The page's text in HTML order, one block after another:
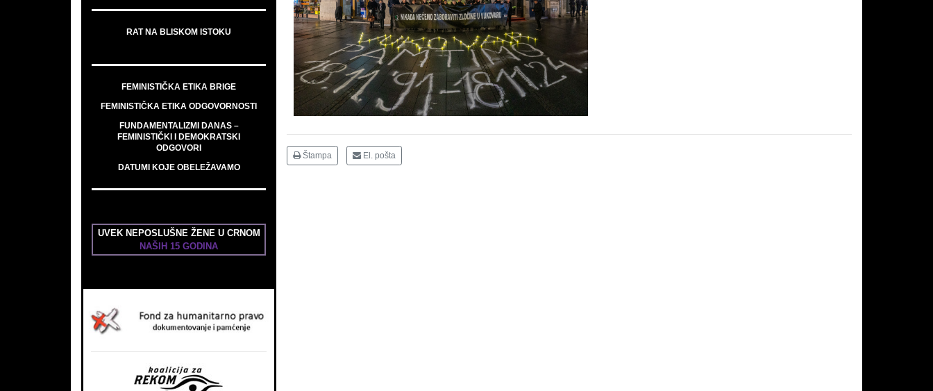
RAT NA BLISKOM ISTOKU
FEMINISTIČKA ETIKA BRIGE
FEMINISTIČKA ETIKA ODGOVORNOSTI
FUNDAMENTALIZMI DANAS –
FEMINISTIČKI I DEMOKRATSKI
ODGOVORI
DATUMI KOJE OBELEŽAVAMO
UVEK NEPOSLUŠNE ŽENE U CRNOM
NAŠIH 15 GODINA
Štampa El. pošta